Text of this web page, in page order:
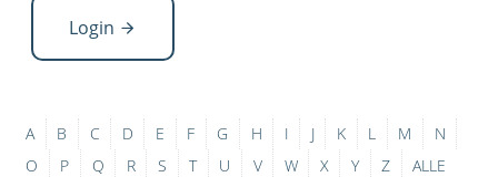
Login
A B C D E F G H I J K L M
N
O
P Q R S T U V W X Y Z ALLE